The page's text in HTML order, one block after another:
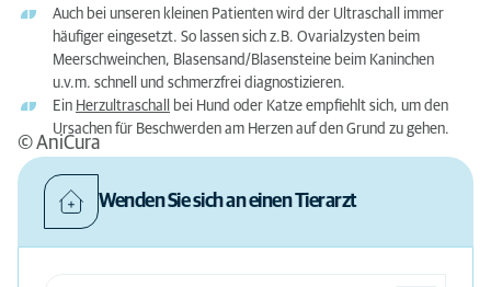
Auch bei unseren kleinen Patienten wird der Ultraschall immer
häufiger eingesetzt. So lassen sich z.B. Ovarialzysten beim
Meerschweinchen, Blasensand/Blasensteine beim Kaninchen
u.v.m. schnell und schmerzfrei diagnostizieren.
Ein Herzultraschall
bei Hund oder Katze empfiehlt sich, um den
Ursachen für Beschwerden am Herzen auf den Grund zu gehen.
© AniCura
Wenden Sie sich an einen Tierarzt